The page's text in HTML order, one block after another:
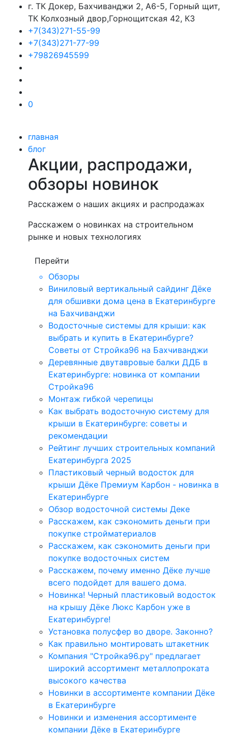
г. ТК Докер, Бахчиванджи 2, А6-5, Горный щит,
ТК Колхозный двор,Горнощитская 42, К3
+7(343)271-55-99
+7(343)271-77-99
+79826945599
0
главная
блог
Акции, распродажи,
обзоры новинок
Расскажем о наших акциях и распродажах
Расскажем о новинках на строительном
рынке и новых технологиях
Перейти
Обзоры
Виниловый вертикальный сайдинг Дёке
для обшивки дома цена в Екатеринбурге
на Бахчиванджи
Водосточные системы для крыши: как
выбрать и купить в Екатеринбурге?
Советы от Стройка96 на Бахчиванджи
Деревянные двутавровые балки ДДБ в
Екатеринбурге: новинка от компании
Стройка96
Монтаж гибкой черепицы
Как выбрать водосточную систему для
крыши в Екатеринбурге: советы и
рекомендации
Рейтинг лучших строительных компаний
Екатеринбурга 2025
Пластиковый черный водосток для
крыши Дёке Премиум Карбон - новинка в
Екатеринбурге
Обзор водосточной системы Деке
Расскажем, как сэкономить деньги при
покупке стройматериалов
Расскажем, как сэкономить деньги при
покупке водосточных систем
Расскажем, почему именно Дёке лучше
всего подойдет для вашего дома.
Новинка! Черный пластиковый водосток
на крышу Дёке Люкс Карбон уже в
Екатеринбурге!
Установка полусфер во дворе. Законно?
Как правильно монтировать штакетник
Компания "Стройка96.ру" предлагает
широкий ассортимент металлопроката
высокого качества
Новинки в ассортименте компании Дёке
в Екатеринбурге
Новинки и изменения ассортименте
компании Дёке в Екатеринбурге